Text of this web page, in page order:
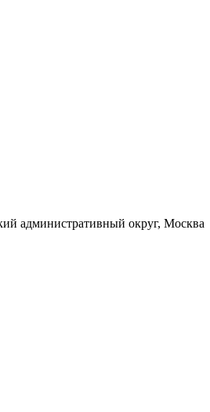
административный округ, Москва